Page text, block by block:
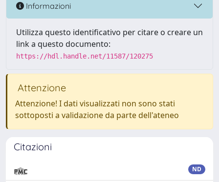
Informazioni
Utilizza questo identificativo per citare o creare un
link a questo documento:
https://hdl.handle.net/11587/120275
Attenzione
Attenzione! I dati visualizzati non sono stati
sottoposti a validazione da parte dell'ateneo
Citazioni
ND